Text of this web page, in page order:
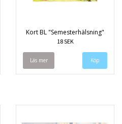
Kort BL "Semesterhälsning"
18 SEK
Läs mer